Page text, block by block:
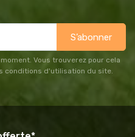
S’abonner
Vous trouverez pour cela
conditions d'utilisation du site.